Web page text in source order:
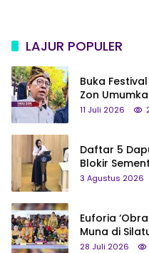
LAJUR POPULER
Buka
Zon
Status Jadi
11 Juli 2026
Daftar 5
Blokir
3 Agustus 2026
Euforia
Muna di
Saya Bukan
28 Juli 2026